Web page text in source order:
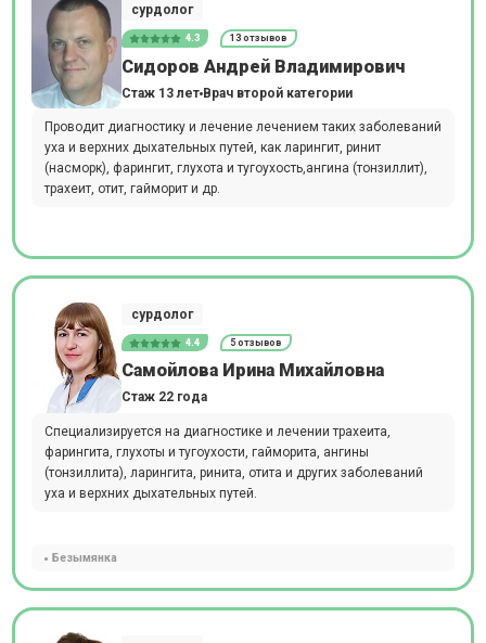
сурдолог
4.3 13 отзывов
Сидоров Андрей Владимирович
Стаж 13 лет Врач второй категории
Проводит диагностику и лечение лечением таких заболеваний
уха и верхних дыхательных путей, как ларингит, ринит
(насморк), фарингит, глухота и тугоухость,ангина (тонзиллит),
трахеит, отит, гайморит и др.
сурдолог
4.4 5 отзывов
Самойлова Ирина Михайловна
Стаж 22 года
Специализируется на диагностике и лечении трахеита,
фарингита, глухоты и тугоухости, гайморита, ангины
(тонзиллита), ларингита, ринита, отита и других заболеваний
уха и верхних дыхательных путей.
Безымянка